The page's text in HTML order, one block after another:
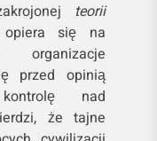
teorii
się na
przed opinią
nad
że tajne